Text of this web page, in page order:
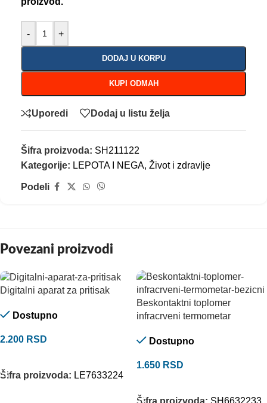
- +
DODAJ U KORPU
KUPI ODMAH
Uporedi Dodaj u listu želja
Šifra proizvoda: SH211122
Kategorije: LEPOTA I NEGA, Život i zdravlje
Podeli
Povezani proizvodi
Digitalni aparat za pritisak
Dostupno
2.200 RSD
Šifra proizvoda: LE7633224
Beskontaktni toplomer
infracrveni termometar
Dostupno
1.650 RSD